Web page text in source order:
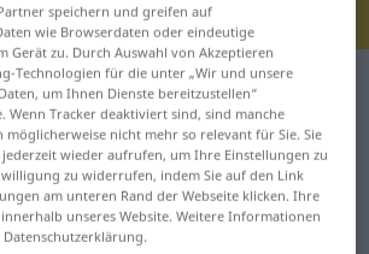
Wörterbuch Z
Deutsch, die mit Z
speichern und greifen auf
wie Browserdaten oder eindeutige
Gerät zu. Durch Auswahl von Akzeptieren
Technologien für die unter „Wir und unsere
um Ihnen Dienste bereitzustellen“
Wenn Tracker deaktiviert sind, sind manche
möglicherweise nicht mehr so relevant für Sie. Sie
wieder aufrufen, um Ihre Einstellungen zu
zu widerrufen, indem Sie auf den Link
am unteren Rand der Webseite klicken. Ihre
unseres Website. Weitere Informationen